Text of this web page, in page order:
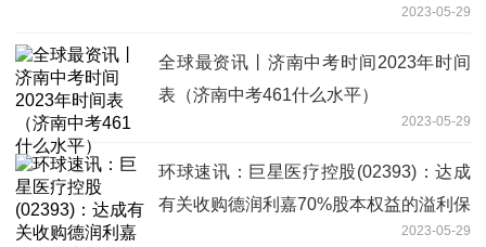
2023-05-29
全球最资讯丨济南中考时间2023年时间
表（济南中考461什么水平）
2023-05-29
环球速讯：巨星医疗控股(02393)：达成
有关收购德润利嘉70%股本权益的溢利保
2023-05-29